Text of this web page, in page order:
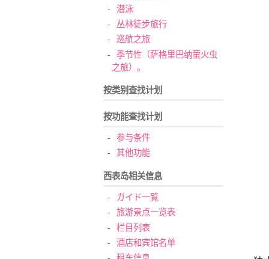
潜泳
丛林徒步旅行
巡航之旅
季节性（萨格里巴纳萤火虫
之旅）。
按类别查找计划
按功能查找计划
参与条件
其他功能
西表岛相关信息
ガイド一覧
旅游景点一览表
栏目列表
酒店和宾馆名单